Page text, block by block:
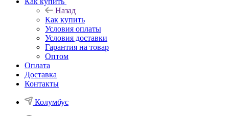
Назад
Как купить
Условия оплаты
Условия доставки
Гарантия на товар
Оптом
Оплата
Доставка
Контакты
Колумбус